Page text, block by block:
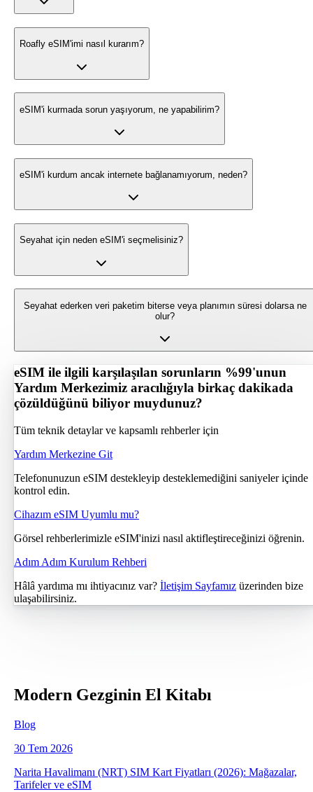
Roafly eSIM'imi nasıl kurarım?
eSIM'i kurmada sorun yaşıyorum, ne yapabilirim?
eSIM'i kurdum ancak internete bağlanamıyorum, neden?
Seyahat için neden eSIM'i seçmelisiniz?
Seyahat ederken veri paketim biterse veya planımın süresi dolarsa ne
olur?
eSIM ile ilgili karşılaşılan sorunların %99'unun
Yardım Merkezimiz aracılığıyla birkaç dakikada
çözüldüğünü biliyor muydunuz?
Tüm teknik detaylar ve kapsamlı rehberler için
Yardım Merkezine Git
Telefonunuzun eSIM destekleyip desteklemediğini saniyeler içinde
kontrol edin.
Cihazım eSIM Uyumlu mu?
Görsel rehberlerimizle eSIM'inizi nasıl aktifleştireceğinizi öğrenin.
Adım Adım Kurulum Rehberi
Hâlâ yardıma mı ihtiyacınız var? İletişim Sayfamız üzerinden bize
ulaşabilirsiniz.
Modern Gezginin El Kitabı
Blog
30 Tem 2026
Narita Havalimanı (NRT) SIM Kart Fiyatları (2026): Mağazalar,
Tarifeler ve eSIM